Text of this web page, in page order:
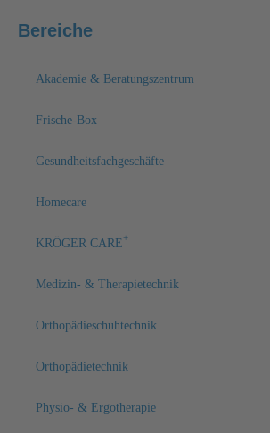
Bereiche
Akademie & Beratungszentrum
Frische-Box
Gesundheitsfachgeschäfte
Homecare
KRÖGER CARE+
Medizin- & Therapietechnik
Orthopädieschuhtechnik
Orthopädietechnik
Physio- & Ergotherapie